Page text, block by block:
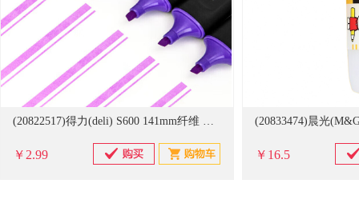
(20822517)得力(deli) S600 141mm纤维 荧光笔 紫(单位：支)
￥2.99 ￥16.5